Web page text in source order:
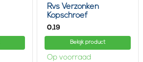
Rvs Verzonken
Kopschroef
0,19
Bekijk product
Op voorraad